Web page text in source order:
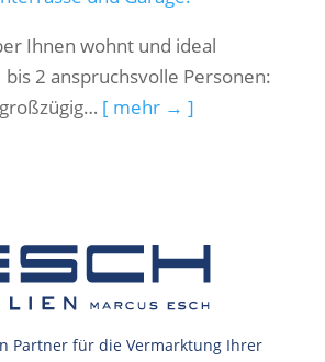
Ihnen wohnt und ideal
2 anspruchsvolle Personen:
[ mehr → ]
Partner für die Vermarktung Ihrer